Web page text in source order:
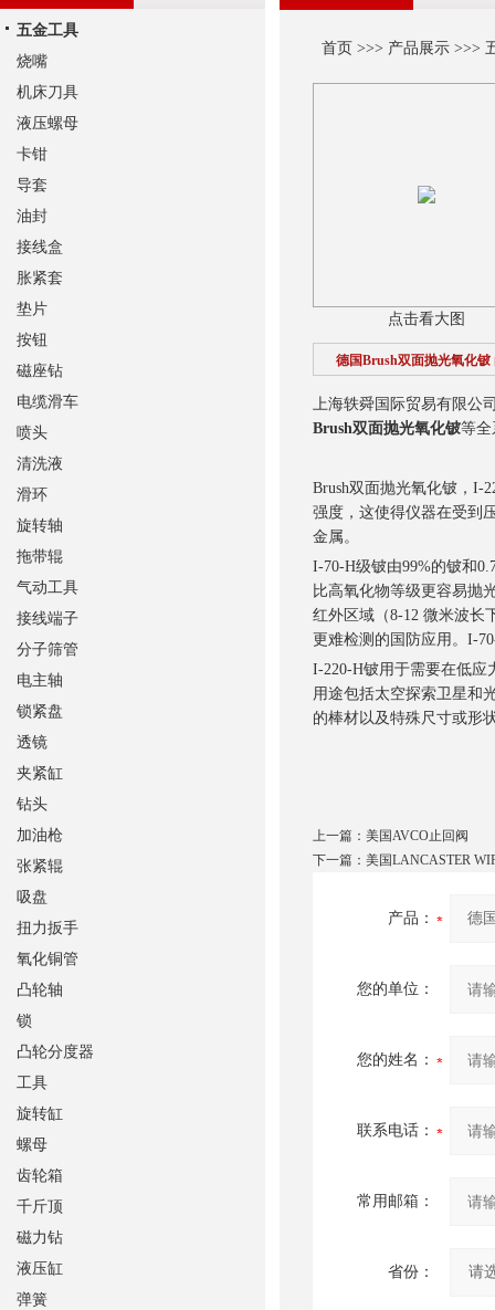
首页 >>> 产品展示>>>
点击看大图
德国Brush双面抛光氧化铍
上海轶舜国际贸易有限公
Brush双面抛光氧化铍等全
Brush双面抛光氧化铍，I-
强度，这使得仪器在受到
金属。
I-70-H级铍由99%的铍和
比高氧化物等级更容易抛
红外区域（8-12 微米波长
更难检测的国防应用。I-
I-220-H铍用于需要在低应
用途包括太空探索卫星和
的棒材以及特殊尺寸或形
上一篇： 美国AVCO止回阀
下一篇： 美国LANCASTER
产品：
您的单位：
您的姓名：
联系电话：
常用邮箱：
省份：
五金工具
烧嘴
机床刀具
液压螺母
卡钳
导套
油封
接线盒
胀紧套
垫片
按钮
磁座钻
电缆滑车
喷头
清洗液
滑环
旋转轴
拖带辊
气动工具
接线端子
分子筛管
电主轴
锁紧盘
透镜
夹紧缸
钻头
加油枪
张紧辊
吸盘
扭力扳手
氧化铜管
凸轮轴
锁
凸轮分度器
工具
旋转缸
螺母
齿轮箱
千斤顶
磁力钻
液压缸
弹簧